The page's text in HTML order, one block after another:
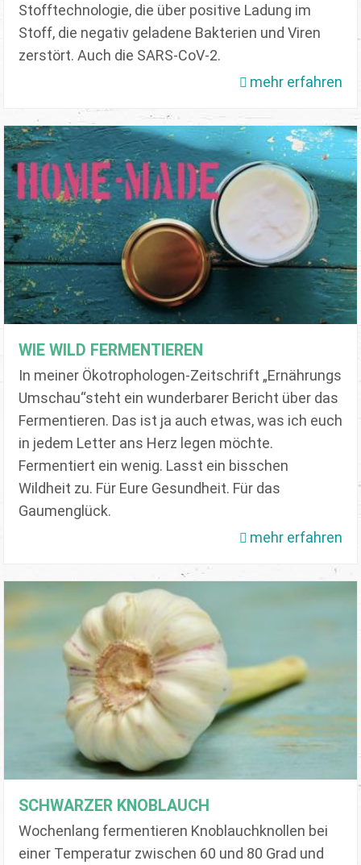
Stofftechnologie, die über positive Ladung im
Stoff, die negativ geladene Bakterien und Viren
zerstört. Auch die SARS-CoV-2.
mehr erfahren
WIE WILD FERMENTIEREN
In meiner Ökotrophologen-Zeitschrift „Ernährungs
Umschau“steht ein wunderbarer Bericht über das
Fermentieren. Das ist ja auch etwas, was ich euch
in jedem Letter ans Herz legen möchte.
Fermentiert ein wenig. Lasst ein bisschen
Wildheit zu. Für Eure Gesundheit. Für das
Gaumenglück.
mehr erfahren
SCHWARZER KNOBLAUCH
Wochenlang fermentieren Knoblauchknollen bei
einer Temperatur zwischen 60 und 80 Grad und